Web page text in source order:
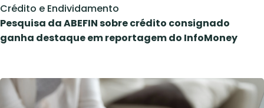
Crédito e Endividamento
Pesquisa da ABEFIN sobre crédito consignado
ganha destaque em reportagem do InfoMoney